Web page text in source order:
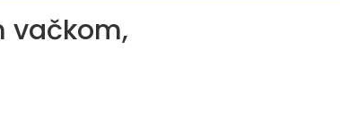
vačkom,